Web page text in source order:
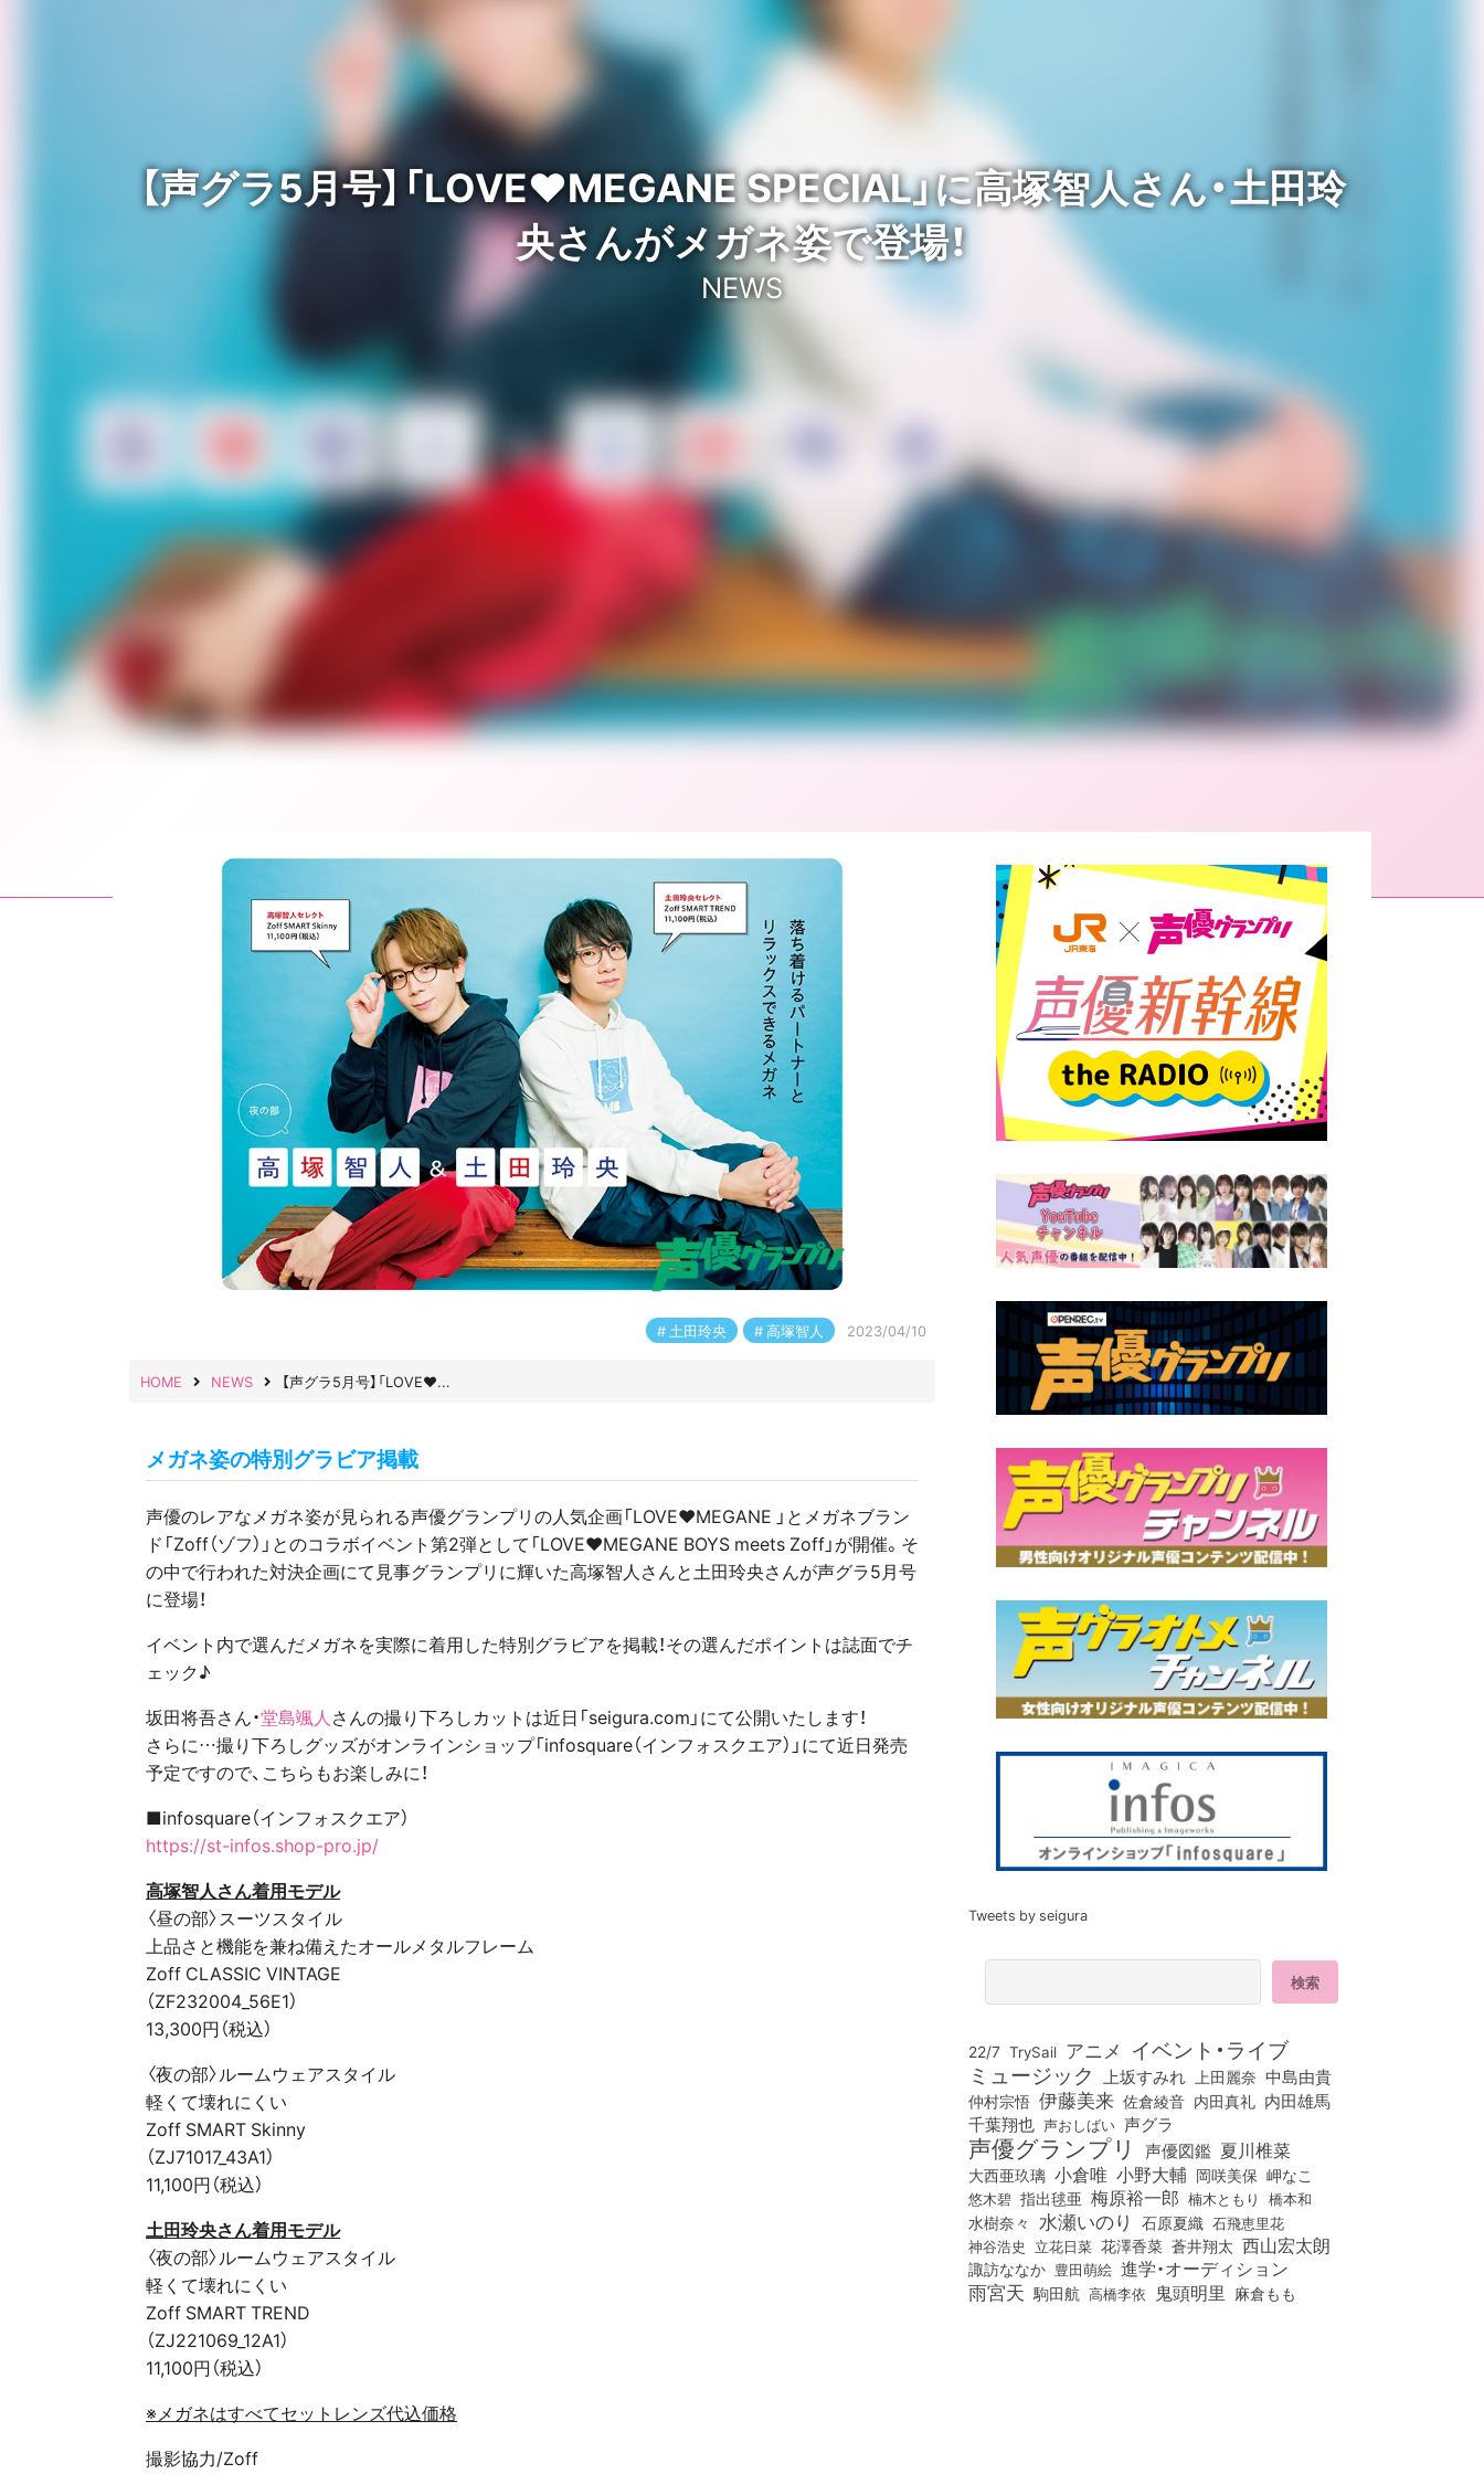
【声グラ5月号】「LOVE♥MEGANE SPECIAL」に高塚智人さん・土田玲
央さんがメガネ姿で登場！
NEWS
土田玲央 高塚智人 2023/04/10
HOME NEWS 【声グラ5月号】「LOVE♥...
メガネ姿の特別グラビア掲載
声優のレアなメガネ姿が見られる声優グランプリの人気企画「LOVE♥MEGANE 」とメガネブラン
ド「Zoff（ゾフ）」とのコラボイベント第2弾として「LOVE♥MEGANE BOYS meets Zoff」が開催。そ
の中で行われた対決企画にて見事グランプリに輝いた高塚智人さんと土田玲央さんが声グラ5月号
に登場！
イベント内で選んだメガネを実際に着用した特別グラビアを掲載！その選んだポイントは誌面でチ
ェック♪
坂田将吾さん・堂島颯人 さんの撮り下ろしカットは近日「seigura.com」にて公開いたします！
さらに…撮り下ろしグッズがオンラインショップ「infosquare（インフォスクエア）」にて近日発売
予定ですので、こちらもお楽しみに！
■infosquare（インフォスクエア）
https://st-infos.shop-pro.jp/
高塚智人さん着用モデル
〈昼の部〉スーツスタイル
上品さと機能を兼ね備えたオールメタルフレーム
Zoff CLASSIC VINTAGE
（ZF232004_56E1）
13,300円（税込）
〈夜の部〉ルームウェアスタイル
軽くて壊れにくい
Zoff SMART Skinny
（ZJ71017_43A1）
11,100円（税込）
土田玲央さん着用モデル
〈夜の部〉ルームウェアスタイル
軽くて壊れにくい
Zoff SMART TREND
（ZJ221069_12A1）
11,100円（税込）
※メガネはすべてセットレンズ代込価格
撮影協力/Zoff
Tweets by seigura
22/7 TrySail アニメ イベント・ライブ
ミュージック 上坂すみれ 上田麗奈 中島由貴
仲村宗悟 伊藤美来 佐倉綾音 内田真礼 内田雄馬
千葉翔也 声おしばい 声グラ
声優グランプリ 声優図鑑 夏川椎菜
大西亜玖璃 小倉唯 小野大輔 岡咲美保 岬なこ
悠木碧 指出毬亜 梅原裕一郎 楠木ともり 橋本和
水樹奈々 水瀬いのり 石原夏織 石飛恵里花
神谷浩史 立花日菜 花澤香菜 蒼井翔太 西山宏太朗
諏訪ななか 豊田萌絵 進学・オーディション
雨宮天 駒田航 高橋李依 鬼頭明里 麻倉もも